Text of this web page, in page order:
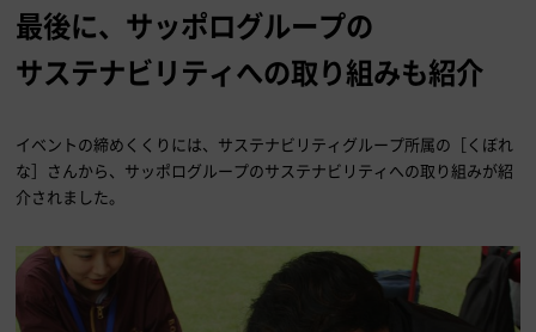
最後に、サッポログループの
サステナビリティへの取り組みも紹介
イベントの締めくくりには、サステナビリティグループ所属の［くぼれ
な］さんから、サッポログループのサステナビリティへの取り組みが紹
介されました。